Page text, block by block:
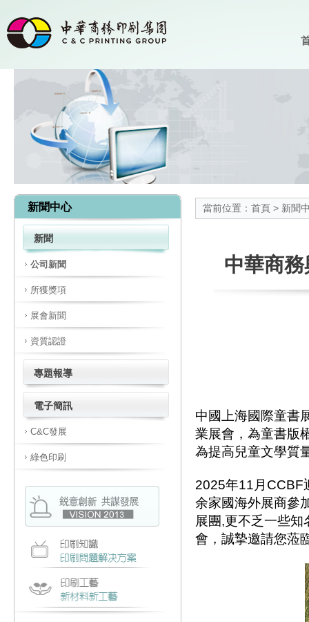
新聞中心
新聞
公司新聞
所獲獎項
展會新聞
資質認證
專題報導
電子簡訊
C&C發展
綠色印刷
當前位置： 首頁 > 新聞
中華商
中國上海國際童書
業展會，為童書版
為提高兒童文學質
2025年11月CCBF
余家國海外展商參
展團,更不乏一些
會，誠摯邀請您蒞